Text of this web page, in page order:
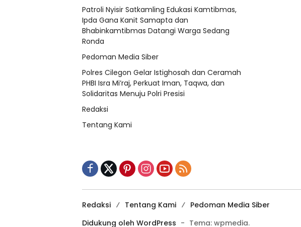
Patroli Nyisir Satkamling Edukasi Kamtibmas,
Ipda Gana Kanit Samapta dan
Bhabinkamtibmas Datangi Warga Sedang
Ronda
Pedoman Media Siber
Polres Cilegon Gelar Istighosah dan Ceramah
PHBI Isra Mi’raj, Perkuat Iman, Taqwa, dan
Solidaritas Menuju Polri Presisi
Redaksi
Tentang Kami
Redaksi Tentang Kami
Pedoman Media Siber
Didukung oleh WordPress - Tema: wpmedia.